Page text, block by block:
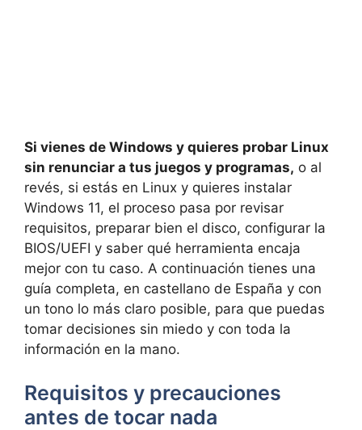
Si vienes de Windows y quieres probar Linux
sin renunciar a tus juegos y programas, o al
revés, si estás en Linux y quieres instalar
Windows 11, el proceso pasa por revisar
requisitos, preparar bien el disco, configurar la
BIOS/UEFI y saber qué herramienta encaja
mejor con tu caso. A continuación tienes una
guía completa, en castellano de España y con
un tono lo más claro posible, para que puedas
tomar decisiones sin miedo y con toda la
información en la mano.
Requisitos y precauciones
antes de tocar nada